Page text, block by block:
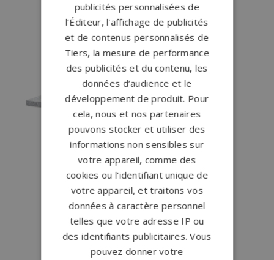
publicités personnalisées de
l’Éditeur, l'affichage de publicités
et de contenus personnalisés de
Tiers, la mesure de performance
des publicités et du contenu, les
données d’audience et le
développement de produit. Pour
cela, nous et nos partenaires
pouvons stocker et utiliser des
informations non sensibles sur
votre appareil, comme des
cookies ou l'identifiant unique de
votre appareil, et traitons vos
données à caractère personnel
telles que votre adresse IP ou
des identifiants publicitaires. Vous
pouvez donner votre